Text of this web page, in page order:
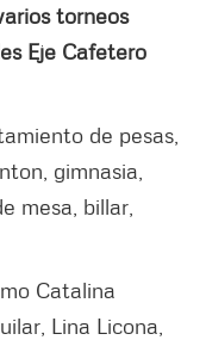
torneos
Eje Cafetero
de pesas,
gimnasia,
mesa, billar,
Catalina
Lina Licona,